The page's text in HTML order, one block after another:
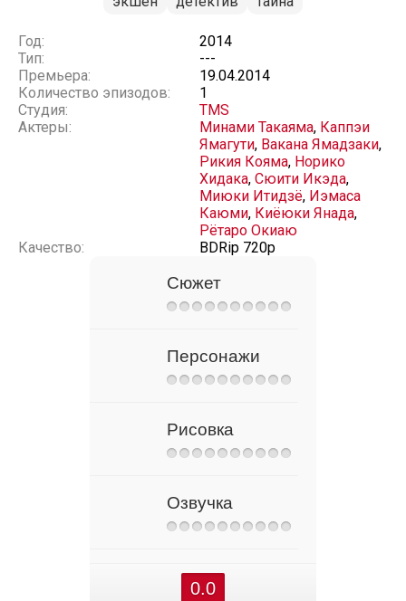
Год:
2014
Тип:
---
Премьера:
19.04.2014
Количество эпизодов:
1
Студия:
TMS
Актеры:
Минами Такаяма, Каппэи
Ямагути, Вакана Ямадзаки,
Рикия Кояма, Норико
Хидака, Сюити Икэда,
Миюки Итидзё, Иэмаса
Каюми, Киёюки Янада,
Рётаро Окиаю
Качество:
BDRip 720p
Сюжет
Персонажи
Рисовка
Озвучка
0.0